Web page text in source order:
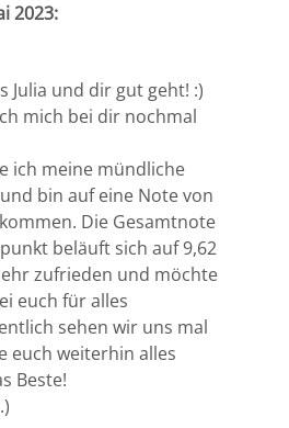
2023:
Julia und dir gut geht! :)
mich bei dir nochmal
ich meine mündliche
bin auf eine Note von
Die Gesamtnote
beläuft sich auf 9,62
zufrieden und möchte
euch für alles
sehen wir uns mal
euch weiterhin alles
Beste!